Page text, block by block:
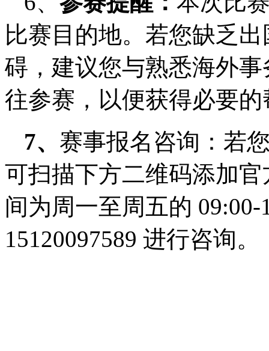
比赛目的地。若您缺乏
碍，建议您与熟悉海外
往参赛，以便获得必要
7、 赛事报名咨询：若
可扫描下方二维码添加
间为周一至周五的
15120097589 进行咨询。